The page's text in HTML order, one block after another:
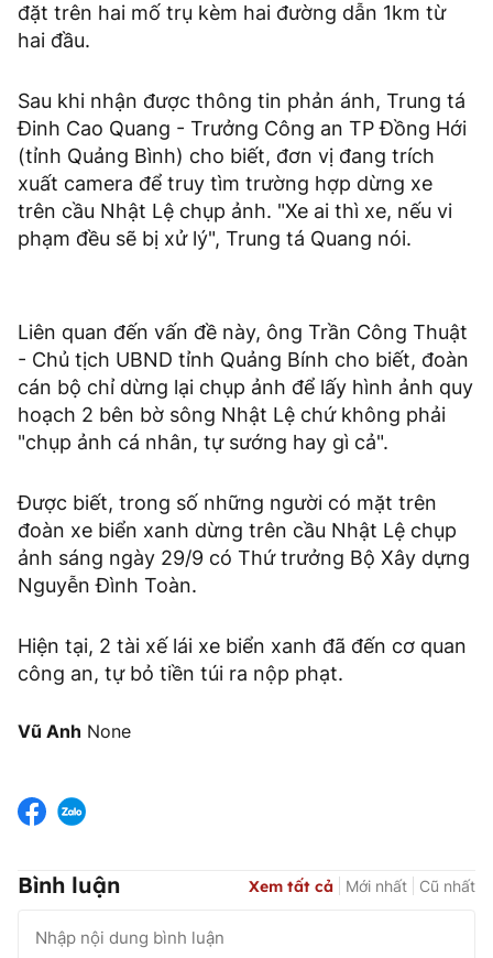
đặt trên hai mố trụ kèm hai đường dẫn 1km từ
hai đầu.
Sau khi nhận được thông tin phản ánh, Trung tá
Đinh Cao Quang - Trưởng Công an TP Đồng Hới
(tỉnh Quảng Bình) cho biết, đơn vị đang trích
xuất camera để truy tìm trường hợp dừng xe
trên cầu Nhật Lệ chụp ảnh. "Xe ai thì xe, nếu vi
phạm đều sẽ bị xử lý", Trung tá Quang nói.
Liên quan đến vấn đề này, ông Trần Công Thuật
- Chủ tịch UBND tỉnh Quảng Bính cho biết, đoàn
cán bộ chỉ dừng lại chụp ảnh để lấy hình ảnh quy
hoạch 2 bên bờ sông Nhật Lệ chứ không phải
"chụp ảnh cá nhân, tự sướng hay gì cả".
Được biết, trong số những người có mặt trên
đoàn xe biển xanh dừng trên cầu Nhật Lệ chụp
ảnh sáng ngày 29/9 có Thứ trưởng Bộ Xây dựng
Nguyễn Đình Toàn.
Hiện tại, 2 tài xế lái xe biển xanh đã đến cơ quan
công an, tự bỏ tiền túi ra nộp phạt.
Vũ Anh None
Bình luận Xem tất cả Mới nhất Cũ nhất